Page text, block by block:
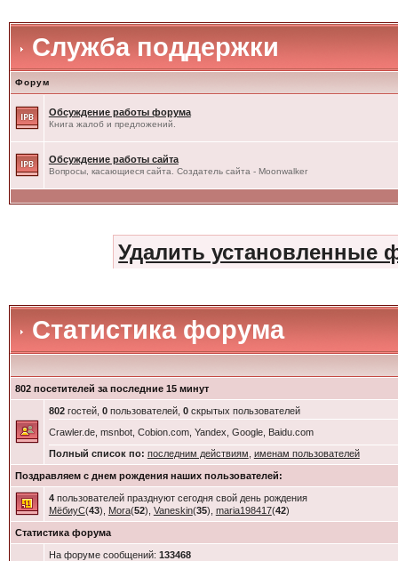
Служба поддержки
Форум
Обсуждение работы форума
Книга жалоб и предложений.
Обсуждение работы сайта
Вопросы, касающиеся сайта. Создатель сайта - Moonwalker
Удалить установленные
Статистика форума
802 посетителей за последние 15 минут
802гостей, 0пользователей, 0скрытых пользователей
Crawler.de, msnbot, Cobion.com, Yandex, Google, Baidu.com
Полный список по: последним действиям именам пользователей
Поздравляем с днем рождения наших пользователей:
4пользователей празднуют сегодня свой день рождения
МёбиуС(43), Mora(52), Vaneskin(35), maria198417(42)
Статистика форума
На форуме сообщений: 133468